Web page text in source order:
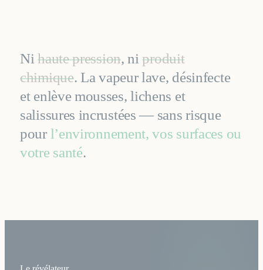
Nihaute pression, niproduit
chimique. La vapeur lave, désinfecte
et enlève mousses, lichens et
salissures incrustées — sans risque
pour l’environnement, vos surfaces ou
votre santé.